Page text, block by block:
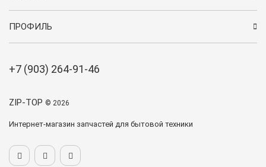
ZIP-TOP © 2026
Интернет-магазин запчастей для бытовой техники
ПРОФИЛЬ
+7 (903) 264-91-46